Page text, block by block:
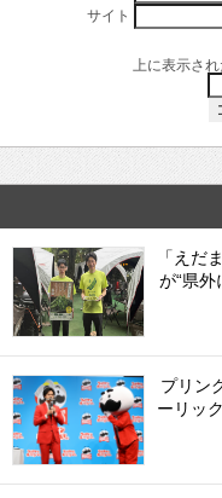
サイト
上に表示さ
「えだ
が“県
プリン
ーリッ